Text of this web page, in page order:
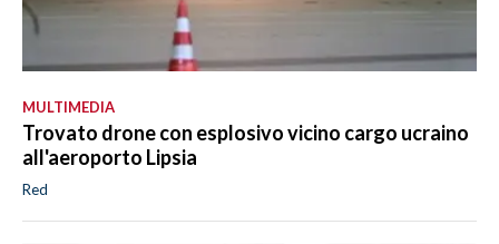
MULTIMEDIA
Trovato drone con esplosivo vicino cargo ucraino
all'aeroporto Lipsia
Red